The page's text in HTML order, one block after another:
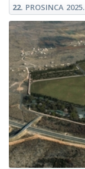
22. PROSINCA 2025.